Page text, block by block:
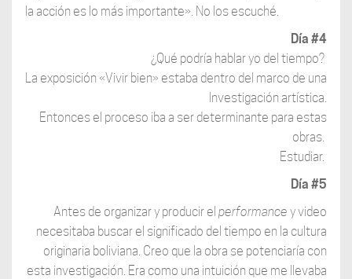
la acción es lo más importante». No los escuché.
Día #4
¿Qué podría hablar yo del tiempo?
La exposición «Vivir bien» estaba dentro del marco de una
Investigación artística.
Entonces el proceso iba a ser determinante para estas
obras.
Estudiar.
Día #5
Antes de organizar y producir elperformance y video
necesitaba buscar el significado del tiempo en la cultura
originaria boliviana. Creo que la obra se potenciaría con
esta investigación. Era como una intuición que me llevaba